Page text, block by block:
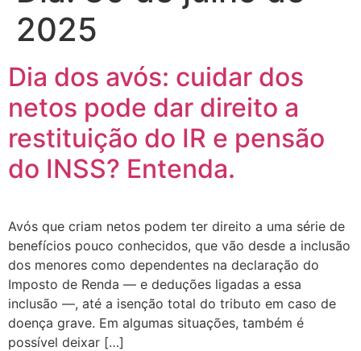
2025
Dia dos avós: cuidar dos
netos pode dar direito a
restituição do IR e pensão
do INSS? Entenda.
Avós que criam netos podem ter direito a uma série de
benefícios pouco conhecidos, que vão desde a inclusão
dos menores como dependentes na declaração do
Imposto de Renda — e deduções ligadas a essa
inclusão —, até a isenção total do tributo em caso de
doença grave. Em algumas situações, também é
possível deixar […]